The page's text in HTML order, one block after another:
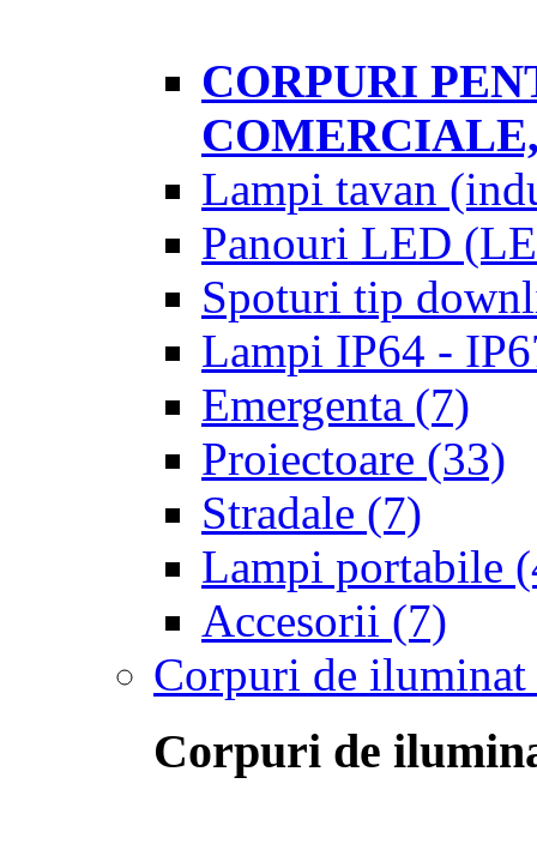
CORPURI
Lampi tavan
Panouri LED
Spoturi tip
Lampi IP64 -
Emergenta (7)
Proiectoare (33)
Stradale (7)
Lampi portabile
Accesorii (7)
Corpuri de iluminat
Corpuri de